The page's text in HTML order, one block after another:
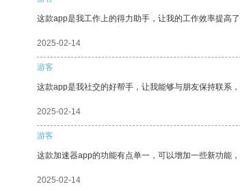
这款app是我工作上的得力助手，让我的工作效率提高
2025-02-14
游客
这款app是我社交的好帮手，让我能够与朋友保持联系，
2025-02-14
游客
这款加速器app的功能有点单一，可以增加一些新功能
2025-02-14